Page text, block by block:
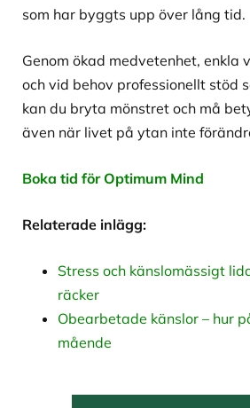
som har byggts upp över lång tid.
Genom ökad medvetenhet, enkla
och vid behov professionellt stöd
kan du bryta mönstret och må
även när livet på ytan inte
Boka tid för Optimum Mind
Relaterade inlägg:
Stress och känslomässigt
räcker
Obearbetade känslor – hur
mående